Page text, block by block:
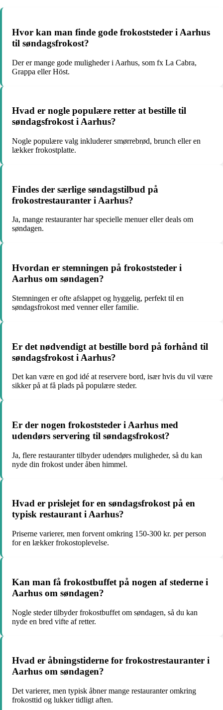
Hvor kan man finde gode frokoststeder i Aarhus
til søndagsfrokost?
Der er mange gode muligheder i Aarhus, som fx La Cabra,
Grappa eller Höst.
Hvad er nogle populære retter at bestille til
søndagsfrokost i Aarhus?
Nogle populære valg inkluderer smørrebrød, brunch eller en
lækker frokostplatte.
Findes der særlige søndagstilbud på
frokostrestauranter i Aarhus?
Ja, mange restauranter har specielle menuer eller deals om
søndagen.
Hvordan er stemningen på frokoststeder i
Aarhus om søndagen?
Stemningen er ofte afslappet og hyggelig, perfekt til en
søndagsfrokost med venner eller familie.
Er det nødvendigt at bestille bord på forhånd til
søndagsfrokost i Aarhus?
Det kan være en god idé at reservere bord, især hvis du vil være
sikker på at få plads på populære steder.
Er der nogen frokoststeder i Aarhus med
udendørs servering til søndagsfrokost?
Ja, flere restauranter tilbyder udendørs muligheder, så du kan
nyde din frokost under åben himmel.
Hvad er prislejet for en søndagsfrokost på en
typisk restaurant i Aarhus?
Priserne varierer, men forvent omkring 150-300 kr. per person
for en lækker frokostoplevelse.
Kan man få frokostbuffet på nogen af stederne i
Aarhus om søndagen?
Nogle steder tilbyder frokostbuffet om søndagen, så du kan
nyde en bred vifte af retter.
Hvad er åbningstiderne for frokostrestauranter i
Aarhus om søndagen?
Det varierer, men typisk åbner mange restauranter omkring
frokosttid og lukker tidligt aften.